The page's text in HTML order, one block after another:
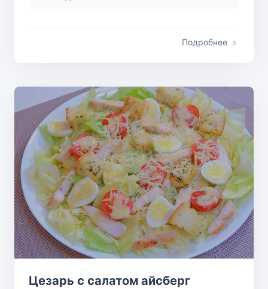
Подробнее
Цезарь с салатом айсберг